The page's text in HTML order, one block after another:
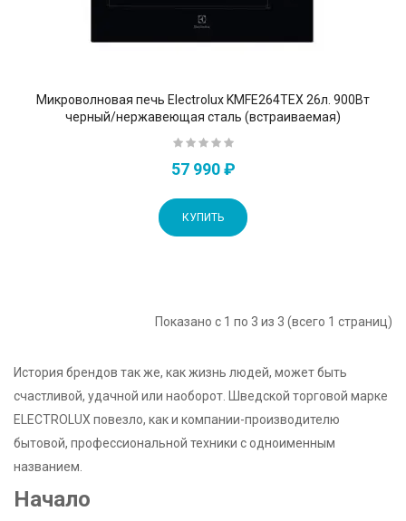
Микроволновая печь Electrolux KMFE264TEX 26л. 900Вт
черный/нержавеющая сталь (встраиваемая)
57 990 ₽
КУПИТЬ
Показано с 1 по 3 из 3 (всего 1 страниц)
История брендов так же, как жизнь людей, может быть
счастливой, удачной или наоборот. Шведской торговой марке
ELECTROLUX повезло, как и компании-производителю
бытовой, профессиональной техники с одноименным
названием.
Начало